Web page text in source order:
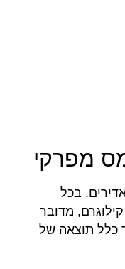
מפרקי
בכל
הברך נושאת בעומס שיכול להגיע לפי 5 ממשקל הגוף שלכם. עבור רץ השוקל 80 קילוגרם, מדובר
כלל תוצאה של